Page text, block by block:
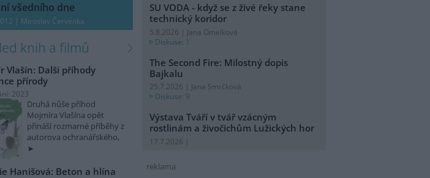
všedního dne
| Miroslav Červenka
knih a filmů
Vlašín: Další příhody
přírody
2023
Druhá nůše příhod
Mojmíra Vlašína opět
přináší rozmarné příběhy z
autorova ochranářského,
Hanišová: Beton a hlína
SU VODA - když se z živé řeky stane
technický koridor
5.8.2026 | Jana Omelková
Diskuse: 1
The Second Fire: Milostný dopis
Bajkalu
25.7.2026 | Jana Smrčková
Diskuse: 9
Výstava Tváří v tvář vzácným
rostlinám a živočichům Lužických hor
17.7.2026 |
reklama